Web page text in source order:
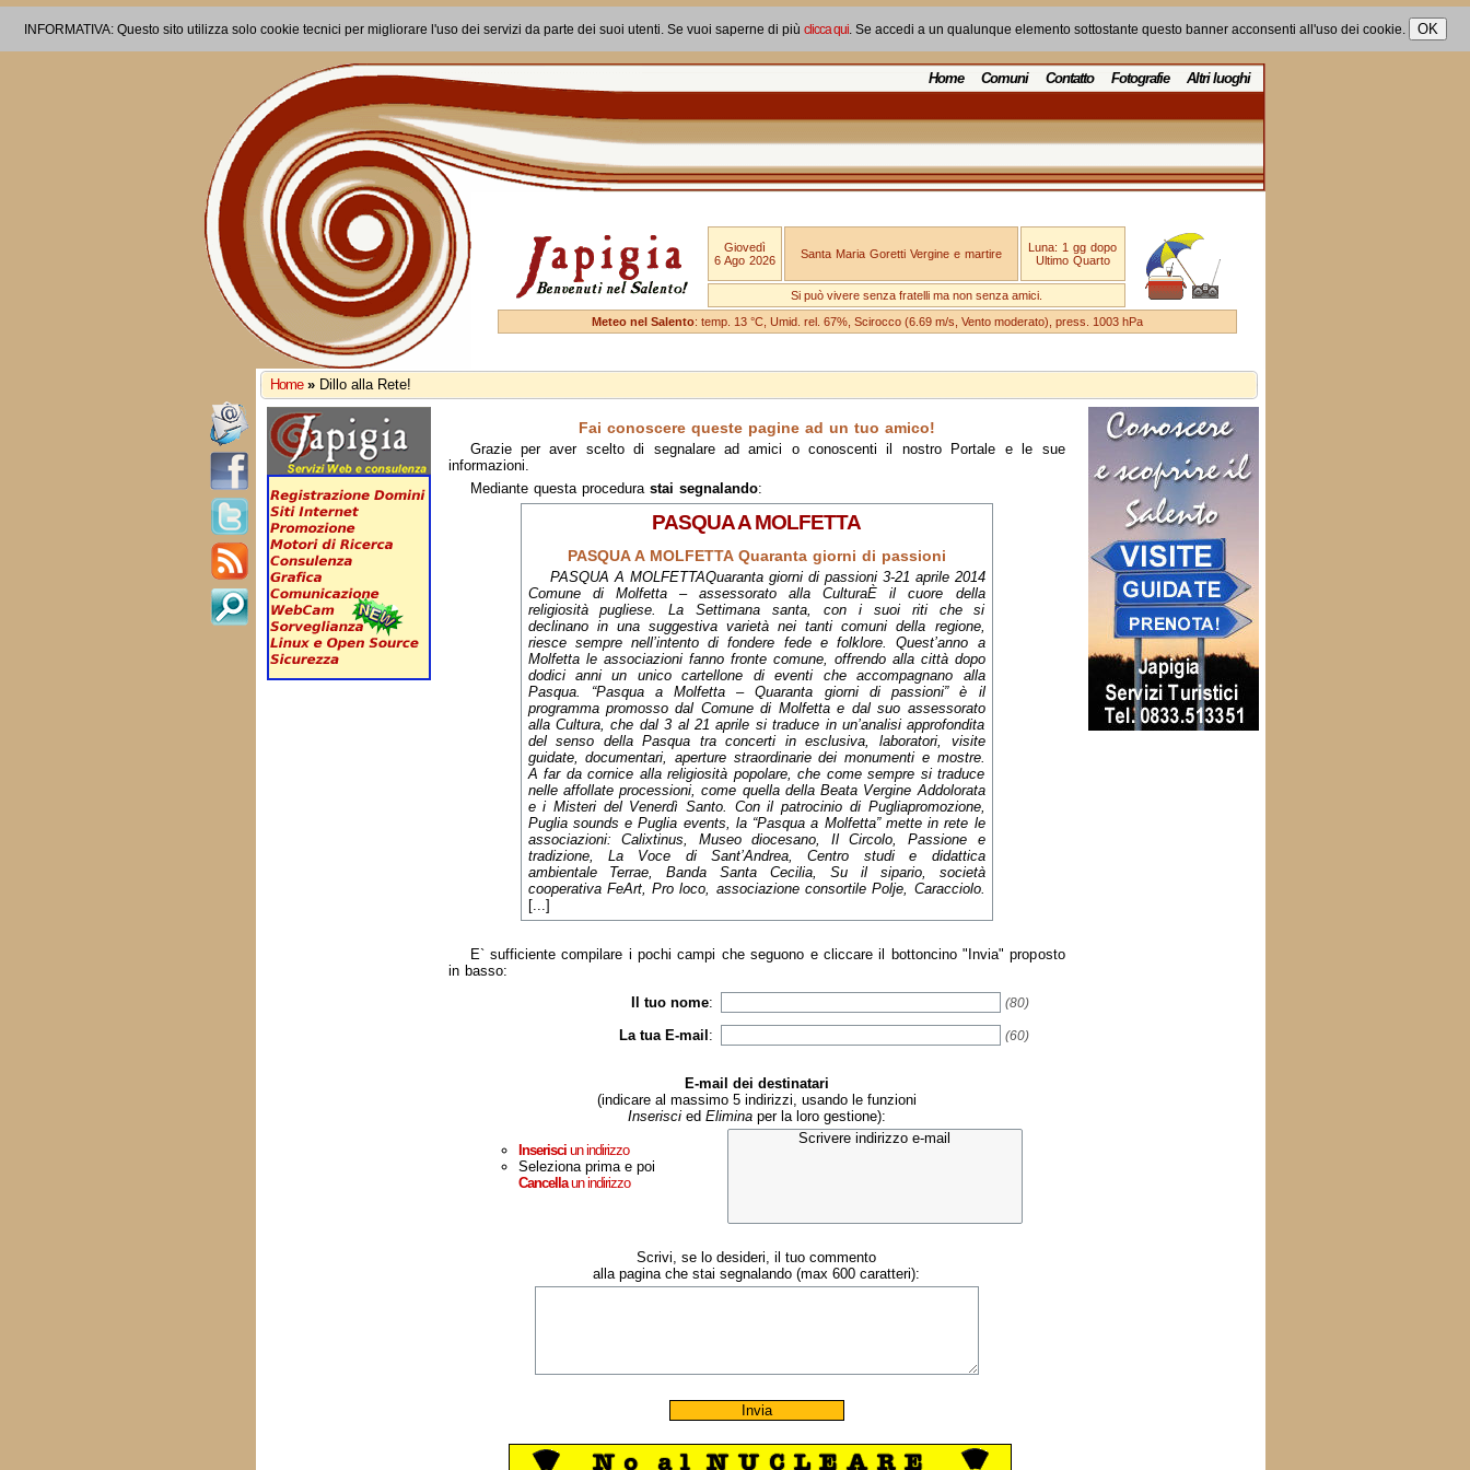
INFORMATIVA: Questo sito utilizza solo cookie tecnici per migliorare l'uso dei servizi da parte dei suoi utenti. Se vuoi saperne di più clicca qui. Se accedi a un qualunque elemento sottostante questo banner acconsenti all'uso dei cookie.
Home Comuni Contatto Fotografie Altri luoghi
Giovedì
6 Ago 2026
Santa Maria Goretti Vergine e martire
Luna: 1 gg dopo
Ultimo Quarto
Si può vivere senza fratelli ma non senza amici.
Meteo nel Salento: temp. 13 °C, Umid. rel. 67%, Scirocco (6.69 m/s, Vento moderato), press. 1003 hPa
Home » Dillo alla Rete!
Fai conoscere queste pagine ad un tuo amico!
Grazie per aver scelto di segnalare ad amici o conoscenti il nostro Portale e le sue
informazioni.
Mediante questa procedura stai segnalando:
PASQUA A MOLFETTA
PASQUA A MOLFETTA Quaranta giorni di passioni
PASQUA A MOLFETTAQuaranta giorni di passioni 3-21 aprile 2014
Comune di Molfetta – assessorato alla CulturaÈ il cuore della
religiosità pugliese. La Settimana santa, con i suoi riti che si
declinano in una suggestiva varietà nei tanti comuni della regione,
riesce sempre nell’intento di fondere fede e folklore. Quest’anno a
Molfetta le associazioni fanno fronte comune, offrendo alla città dopo
dodici anni un unico cartellone di eventi che accompagnano alla
Pasqua. “Pasqua a Molfetta – Quaranta giorni di passioni” è il
programma promosso dal Comune di Molfetta e dal suo assessorato
alla Cultura, che dal 3 al 21 aprile si traduce in un’analisi approfondita
del senso della Pasqua tra concerti in esclusiva, laboratori, visite
guidate, documentari, aperture straordinarie dei monumenti e mostre.
A far da cornice alla religiosità popolare, che come sempre si traduce
nelle affollate processioni, come quella della Beata Vergine Addolorata
e i Misteri del Venerdì Santo. Con il patrocinio di Pugliapromozione,
Puglia sounds e Puglia events, la “Pasqua a Molfetta” mette in rete le
associazioni: Calixtinus, Museo diocesano, Il Circolo, Passione e
tradizione, La Voce di Sant’Andrea, Centro studi e didattica
ambientale Terrae, Banda Santa Cecilia, Su il sipario, società
cooperativa FeArt, Pro loco, associazione consortile Polje, Caracciolo.
[...]
E` sufficiente compilare i pochi campi che seguono e cliccare il bottoncino "Invia" proposto
in basso:
Il tuo nome: (80)
La tua E-mail : (60)
E-mail dei destinatari
(indicare al massimo 5 indirizzi, usando le funzioni
Inseriscied Eliminaper la loro gestione):
Inserisciun indirizzo
Seleziona prima e poi
Cancellaun indirizzo
Scrivi, se lo desideri, il tuo commento
alla pagina che stai segnalando (max 600 caratteri):